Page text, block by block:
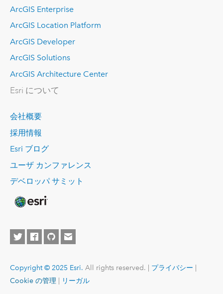
ArcGIS Enterprise
ArcGIS Location Platform
ArcGIS Developer
ArcGIS Solutions
ArcGIS Architecture Center
Esri について
会社概要
採用情報
Esri ブログ
ユーザ カンファレンス
デベロッパ サミット
Copyright © 2025 Esri. All rights reserved. | プライバシー
Cookie の管理
リーガル